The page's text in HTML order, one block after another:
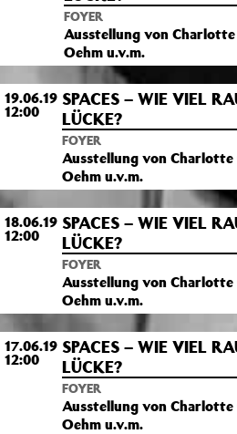
FOYER
Ausstellung von
Oehm u.v.m.
19.06.19
12:00
SPACES – WIE VIEL
LÜCKE?
FOYER
Ausstellung von Charlotte
Oehm u.v.m.
18.06.19
12:00
SPACES – WIE VIEL
LÜCKE?
FOYER
Ausstellung von Charlotte
Oehm u.v.m.
17.06.19
12:00
SPACES – WIE VIEL
LÜCKE?
FOYER
Ausstellung von Charlotte
Oehm u.v.m.